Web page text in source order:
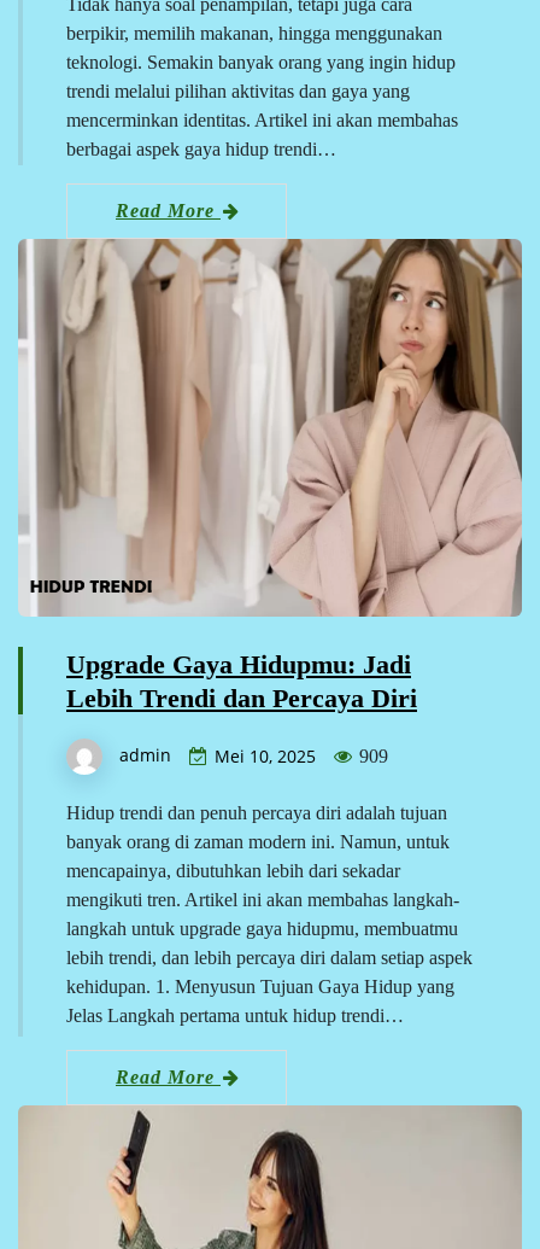
berpikir, memilih makanan, hingga menggunakan
teknologi. Semakin banyak orang yang ingin hidup
trendi melalui pilihan aktivitas dan gaya yang
mencerminkan identitas. Artikel ini akan membahas
berbagai aspek gaya hidup trendi…
Read More
Upgrade Gaya Hidupmu: Jadi
Lebih Trendi dan Percaya Diri
admin Mei 10, 2025 909
Hidup trendi dan penuh percaya diri adalah tujuan
banyak orang di zaman modern ini. Namun, untuk
mencapainya, dibutuhkan lebih dari sekadar
mengikuti tren. Artikel ini akan membahas langkah-
langkah untuk upgrade gaya hidupmu, membuatmu
lebih trendi, dan lebih percaya diri dalam setiap aspek
kehidupan. 1. Menyusun Tujuan Gaya Hidup yang
Jelas Langkah pertama untuk hidup trendi…
Read More